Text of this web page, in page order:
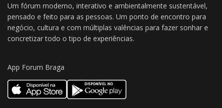
Um fórum moderno, interativo e ambientalmente sustentável,
pensado e feito para as pessoas. Um ponto de encontro para
negócio, cultura e com múltiplas valências para fazer sonhar e
concretizar todo o tipo de experiências.
App Forum Braga